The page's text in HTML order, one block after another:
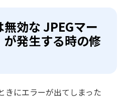
無効な JPEGマー
が発生する時の修
にエラーが出てしまった